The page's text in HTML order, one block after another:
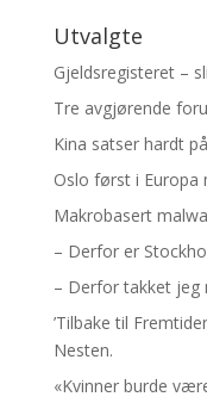
Utvalgte
Gjeldsregisteret –
Tre avgjørende
Kina satser hardt
Oslo først i Europa
Makrobasert
– Derfor er
– Derfor takket jeg
’Tilbake til
Nesten.
«Kvinner burde